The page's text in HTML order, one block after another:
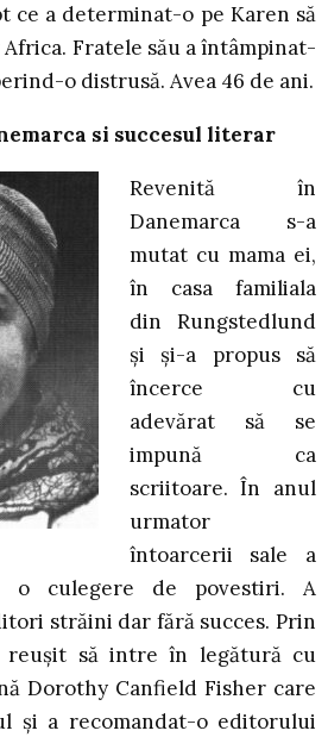
ce a determinat-o pe Karen să
Fratele său a întâmpinat-
o distrusă. Avea 46 de ani.
si succesul literar
Revenită în
Danemarca s-a
mutat cu mama ei,
în casa familiala
din Rungstedlund
şi şi-a propus să
încerce cu
adevărat să se
impună ca
scriitoare. În anul
urmator
întoarcerii sale a
o culegere de povestiri. A
străini dar fără succes. Prin
reuşit să intre în legătură cu
Dorothy Canfield Fisher care
şi a recomandat-o editorului